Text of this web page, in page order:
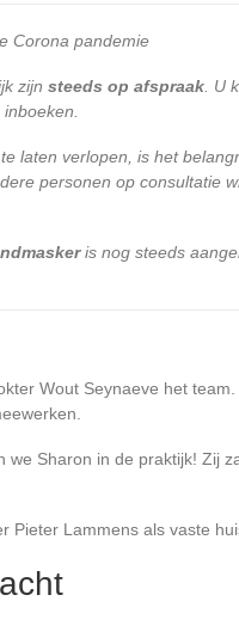
Corona pandemie
zijn steeds op afspraak. U
laten verlopen, is het
personen op consultatie
is nog steeds
Wout Seynaeve het
we Sharon in de praktijk! Zij
Pieter Lammens als vaste